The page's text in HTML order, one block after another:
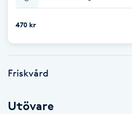
Balayage
Bambumassage
Barber
470 kr
Friskvård
Utövare